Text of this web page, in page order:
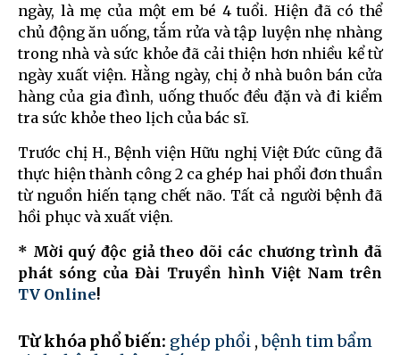
ngày, là mẹ của một em bé 4 tuổi. Hiện đã có thể
chủ động ăn uống, tắm rửa và tập luyện nhẹ nhàng
trong nhà và sức khỏe đã cải thiện hơn nhiều kể từ
ngày xuất viện. Hằng ngày, chị ở nhà buôn bán cửa
hàng của gia đình, uống thuốc đều đặn và đi kiểm
tra sức khỏe theo lịch của bác sĩ.
Trước chị H., Bệnh viện Hữu nghị Việt Đức cũng đã
thực hiện thành công 2 ca ghép hai phổi đơn thuần
từ nguồn hiến tạng chết não. Tất cả người bệnh đã
hồi phục và xuất viện.
* Mời quý độc giả theo dõi các chương trình đã
phát sóng của Đài Truyền hình Việt Nam trên
TV Online!
Từ khóa phổ biến: ghép phổi ,bệnh tim bẩm